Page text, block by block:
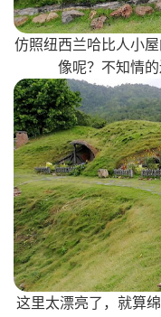
仿照纽西兰哈比人小
像呢？不知情
这里太漂亮了，就算